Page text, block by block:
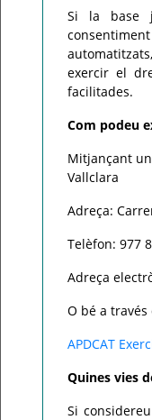
Si la base
exercir el
facilitades.
Com podeu
Mitjançant
Vallclara
Adreça:
Telèfon: 977
Adreça
O bé a través
APDCAT
Quines vies
Si